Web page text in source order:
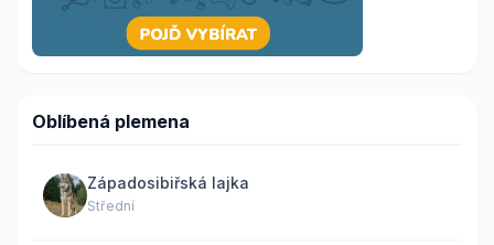
Oblíbená plemena
Západosibiřská lajka
Střední